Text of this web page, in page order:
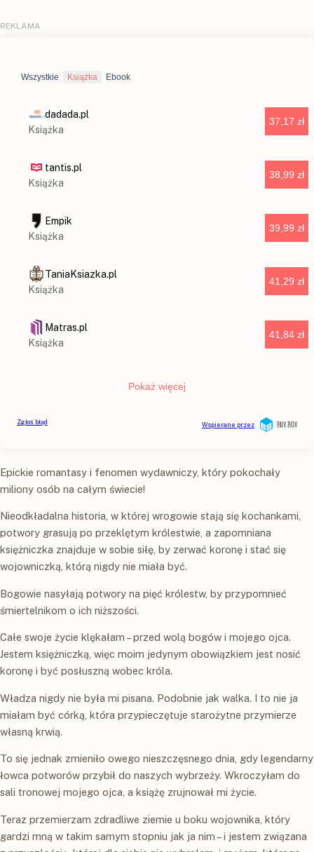
Epickie romantasy i fenomen wydawniczy, który pokochały
miliony osób na całym świecie!
Nieodkładalna historia, w której wrogowie stają się kochankami,
potwory grasują po przeklętym królestwie, a zapomniana
księżniczka znajduje w sobie siłę, by zerwać koronę i stać się
wojowniczką, którą nigdy nie miała być.
Bogowie nasyłają potwory na pięć królestw, by przypomnieć
śmiertelnikom o ich niższości.
Całe swoje życie klękałam – przed wolą bogów i mojego ojca.
Jestem księżniczką, więc moim jedynym obowiązkiem jest nosić
koronę i być posłuszną wobec króla.
Władza nigdy nie była mi pisana. Podobnie jak walka. I to nie ja
miałam być córką, która przypieczętuje starożytne przymierze
własną krwią.
To się jednak zmieniło owego nieszczęsnego dnia, gdy legendarny
łowca potworów przybił do naszych wybrzeży. Wkroczyłam do
sali tronowej mojego ojca, a książę zrujnował mi życie.
Teraz przemierzam zdradliwe ziemie u boku wojownika, który
gardzi mną w takim samym stopniu jak ja nim – i jestem związana